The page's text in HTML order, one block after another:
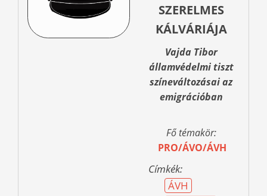
SZERELMES
KÁLVÁRIÁJA
Vajda Tibor
államvédelmi tiszt
színeváltozásai az
emigrációban
Fő témakör:
PRO/ÁVO/ÁVH
Címkék:
ÁVH